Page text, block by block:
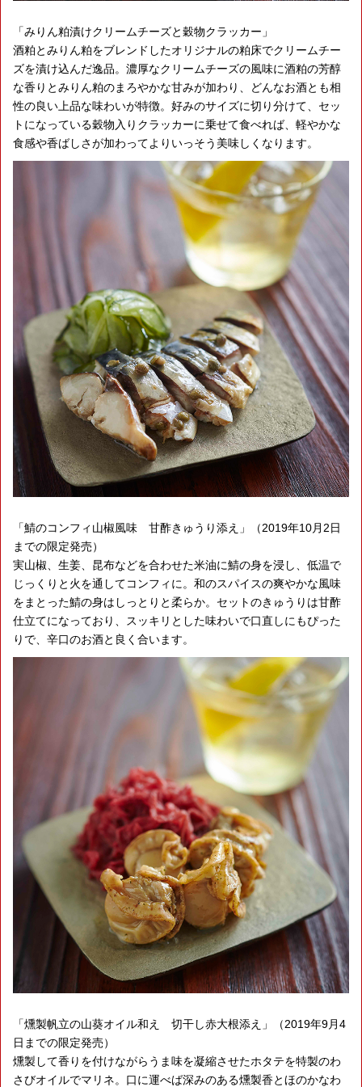
「みりん粕漬けクリームチーズと穀物クラッカー」
酒粕とみりん粕をブレンドしたオリジナルの粕床でクリームチー
ズを漬け込んだ逸品。濃厚なクリームチーズの風味に酒粕の芳醇
な香りとみりん粕のまろやかな甘みが加わり、どんなお酒とも相
性の良い上品な味わいが特徴。好みのサイズに切り分けて、セッ
トになっている穀物入りクラッカーに乗せて食べれば、軽やかな
食感や香ばしさが加わってよりいっそう美味しくなります。
「鯖のコンフィ山椒風味 甘酢きゅうり添え」（2019年10月2日
までの限定発売）
実山椒、生姜、昆布などを合わせた米油に鯖の身を浸し、低温で
じっくりと火を通してコンフィに。和のスパイスの爽やかな風味
をまとった鯖の身はしっとりと柔らか。セットのきゅうりは甘酢
仕立てになっており、スッキリとした味わいで口直しにもぴった
りで、辛口のお酒と良く合います。
「燻製帆立の山葵オイル和え 切干し赤大根添え」（2019年9月4
日までの限定発売）
燻製して香りを付けながらうま味を凝縮させたホタテを特製のわ
さびオイルでマリネ。口に運べば深みのある燻製香とほのかなわ